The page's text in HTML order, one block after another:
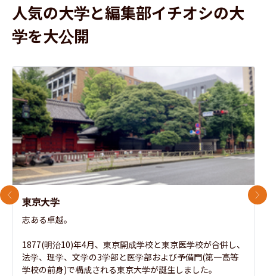
人気の大学と編集部イチオシの大
学を大公開
東京大学
志ある卓越。
1877(明治10)年4月、東京開成学校と東京医学校が合併し、
法学、理学、文学の3学部と医学部および予備門(第一高等
学校の前身)で構成される東京大学が誕生しました。
前のスライド 次